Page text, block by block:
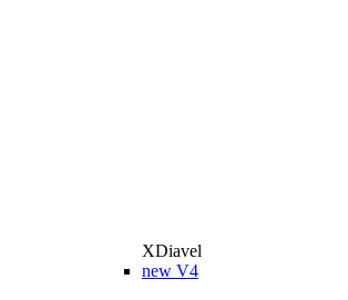
XDiavel
new V4